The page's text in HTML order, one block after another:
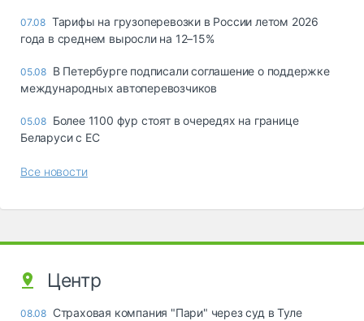
07.08 Тарифы на грузоперевозки в России летом 2026
года в среднем выросли на 12–15%
05.08 В Петербурге подписали соглашение о поддержке
международных автоперевозчиков
05.08 Более 1100 фур стоят в очередях на границе
Беларуси с ЕС
Все новости
Центр
08.08 Страховая компания "Пари" через суд в Туле